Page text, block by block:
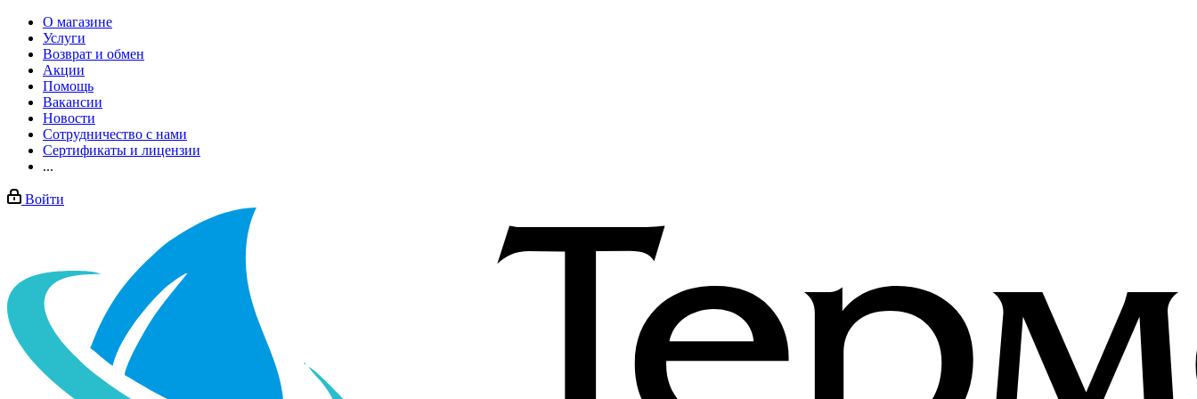
О магазине
Услуги
Возврат и обмен
Акции
Помощь
Вакансии
Новости
Сотрудничество с нами
Сертификаты и лицензии
...
Войти